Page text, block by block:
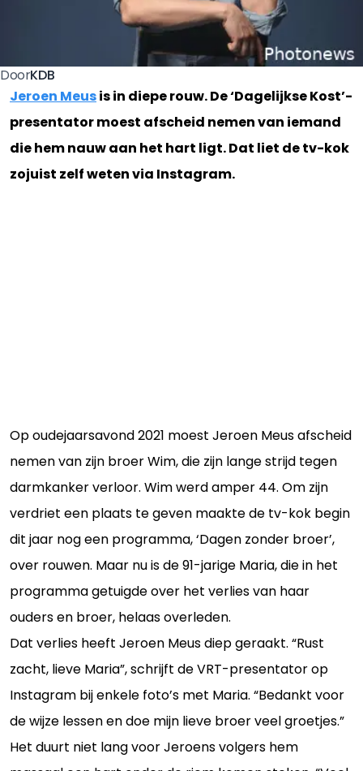
DoorKDB
Jeroen Meusis in diepe rouw. De ‘Dagelijkse Kost’-
presentator moest afscheid nemen van iemand
die hem nauw aan het hart ligt. Dat liet de tv-kok
zojuist zelf weten via Instagram.
Op oudejaarsavond 2021 moest Jeroen Meus afscheid
nemen van zijn broer Wim, die zijn lange strijd tegen
darmkanker verloor. Wim werd amper 44. Om zijn
verdriet een plaats te geven maakte de tv-kok begin
dit jaar nog een programma, ‘Dagen zonder broer’,
over rouwen. Maar nu is de 91-jarige Maria, die in het
programma getuigde over het verlies van haar
ouders en broer, helaas overleden.
Dat verlies heeft Jeroen Meus diep geraakt. “Rust
zacht, lieve Maria”, schrijft de VRT-presentator op
Instagram bij enkele foto’s met Maria. “Bedankt voor
de wijze lessen en doe mijn lieve broer veel groetjes.”
Het duurt niet lang voor Jeroens volgers hem